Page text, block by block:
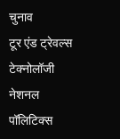
चुनाव
टूर एंड ट्रेवल्स
टेक्नोलॉजी
नेशनल
पॉलिटिक्स